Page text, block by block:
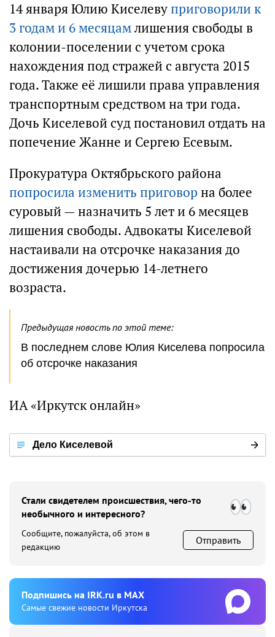
14 января Юлию Киселевуприговорили к
3 годам и 6 месяцамлишения свободы в
колонии-поселении с учетом срока
нахождения под стражей с августа 2015
года. Также её лишили права управления
транспортным средством на три года.
Дочь Киселевой суд постановил отдать на
попечение Жанне и Сергею Есевым.
Прокуратура Октябрьского района
попросила изменить приговор на более
суровый — назначить 5 лет и 6 месяцев
лишения свободы. Адвокаты Киселевой
настаивали на отсрочке наказания до
достижения дочерью 14-летнего
возраста.
Предыдущая новость по этой теме:
В последнем слове Юлия Киселева попросила
об отсрочке наказания
ИА «Иркутск онлайн»
Дело Киселевой
Стали свидетелем происшествия, чего-то
необычного и интересного?
Сообщите, пожалуйста, об этом в
редакцию
Отправить
Подпишиcь на IRK.ru в MAX
Cамые свежие новости Иркутска